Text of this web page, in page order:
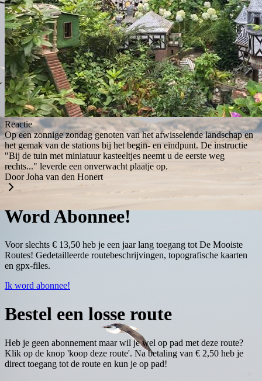
Reactie
Op een zonnige zondag genoten van het afwisselende landschap en
het gemak van de stations bij het begin- en eindpunt. De instructie
"Bij de tuin met miniatuur kasteeltjes neemt u de eerste weg
rechts..." leverde een onverwacht plaatje op.
Door Joha van den Honert
Word Abonnee!
Voor slechts € 13,50 heb je een jaar lang toegang tot De Mooiste
Routes! Gedetailleerde routebeschrijvingen, topografische kaarten
en gpx-files.
Ik word abonnee!
Bestel een losse route
Heb je geen abonnement maar wil je wel op pad met deze route?
Klik op de knop 'koop deze route'. Na betaling van € 2,50 heb je
direct toegang tot de route en kun je op pad!